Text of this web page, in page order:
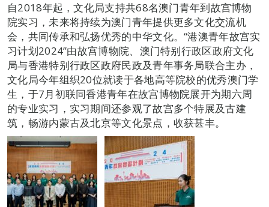
自2018年起，文化局支持共68名澳门青年到故宫博物
院实习，未来将持续为澳门青年提供更多文化交流机
会，共同传承和弘扬优秀的中华文化。“港澳青年故宫实
习计划2024”由故宫博物院、澳门特别行政区政府文化
局与香港特别行政区政府民政及青年事务局联合主办，
文化局今年组织20位就读于各地高等院校的优秀澳门学
生，于7月初联同香港青年在故宫博物院展开为期六周
的专业实习，实习期间还参观了故宫多个特展及古建
筑，畅游内蒙古及北京等文化景点，收获甚丰。